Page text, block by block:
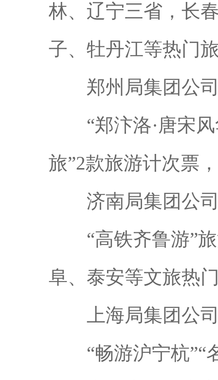
林、辽宁三省，长
子、牡丹江等热门
郑州局集团公
“郑汴洛·唐宋风
旅”2款旅游计次票
济南局集团公
“高铁齐鲁游”旅
阜、泰安等文旅热
上海局集团公
“畅游沪宁杭”“名